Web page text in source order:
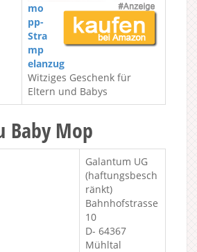
mo
pp-
Stra
mp
elanzug
Witziges Geschenk für
Eltern und Babys
Baby Mop
Galantum UG
(haftungsbesch
ränkt)
Bahnhofstrasse
10
D- 64367
Mühltal